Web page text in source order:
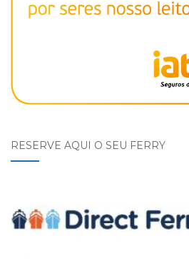
RESERVE AQUI O SEU FERRY